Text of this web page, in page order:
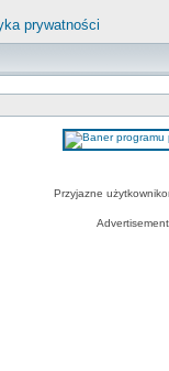
prywatności
Przyjazne